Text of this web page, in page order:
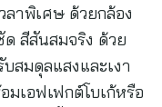
ลาพิเศษ ด้วยกล้อง
สีสันสมจริง ด้วย
สมดุลแสงและเงา
เอฟเฟกต์โบเก้หรือ